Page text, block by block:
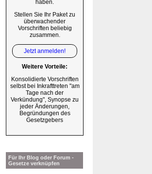
haben.
Stellen Sie Ihr Paket zu
überwachender
Vorschriften beliebig
zusammen.
Jetzt anmelden!
Weitere Vorteile:
Konsolidierte Vorschriften
selbst bei Inkrafttreten "am
Tage nach der
Verkündung", Synopse zu
jeder Änderungen,
Begründungen des
Gesetzgebers
Für Ihr Blog oder Forum -
Gesetze verknüpfen